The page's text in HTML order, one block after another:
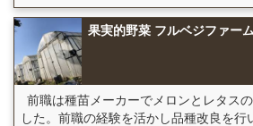
果実的野菜 フルベジファーム
前職は種苗メーカーでメロンとレタス
した。前職の経験を活かし品種改良を行